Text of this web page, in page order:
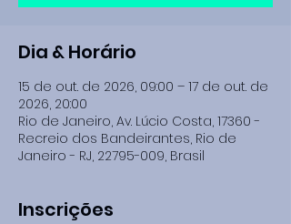
Dia & Horário
15 de out. de 2026, 09:00 – 17 de out. de
2026, 20:00
Rio de Janeiro, Av. Lúcio Costa, 17360 -
Recreio dos Bandeirantes, Rio de
Janeiro - RJ, 22795-009, Brasil
Inscrições